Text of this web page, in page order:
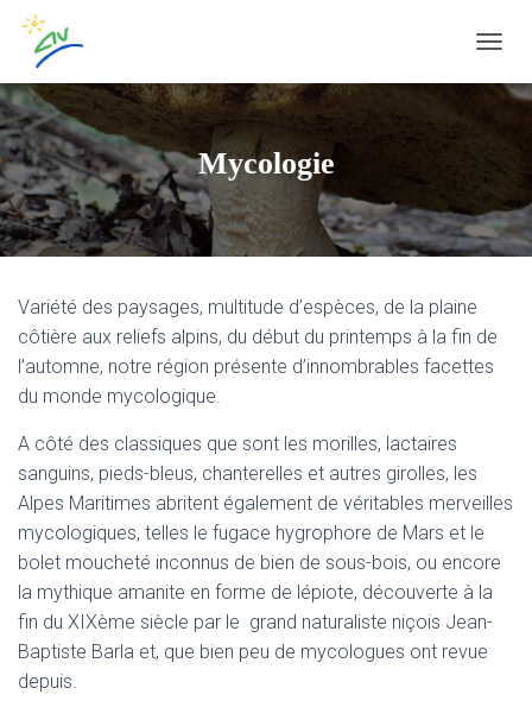
Mycologie
Variété des paysages, multitude d’espèces, de la plaine
côtière aux reliefs alpins, du début du printemps à la fin de
l’automne, notre région présente d’innombrables facettes
du monde mycologique.
A côté des classiques que sont les morilles, lactaires
sanguins, pieds-bleus, chanterelles et autres girolles, les
Alpes Maritimes abritent également de véritables merveilles
mycologiques, telles le fugace hygrophore de Mars et le
bolet moucheté inconnus de bien de sous-bois, ou encore
la mythique amanite en forme de lépiote, découverte à la
fin du XIXème siècle par le grand naturaliste niçois Jean-
Baptiste Barla et, que bien peu de mycologues ont revue
depuis.